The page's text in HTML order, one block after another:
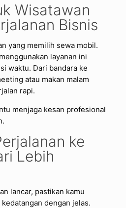
Wisatawan
Bisnis
yang memilih sewa mobil.
layanan ini
waktu. Dari bandara ke
atau makan malam
rapi.
menjaga kesan profesional
ke
Lebih
lancar, pastikan kamu
dengan jelas.